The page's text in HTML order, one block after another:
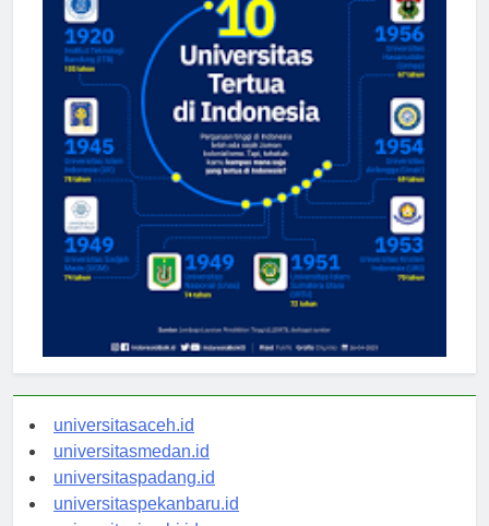
universitasaceh.id
universitasmedan.id
universitaspadang.id